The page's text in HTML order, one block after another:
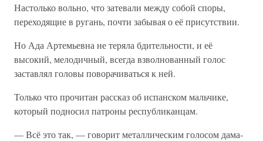
Настолько вольно, что затевали между собой споры,
переходящие в ругань, почти забывая о её присутствии.
Но Ада Артемьевна не теряла бдительности, и её
высокий, мелодичный, всегда взволнованный голос
заставлял головы поворачиваться к ней.
Только что прочитан рассказ об испанском мальчике,
который подносил патроны республиканцам.
— Всё это так, — говорит металлическим голосом дама-